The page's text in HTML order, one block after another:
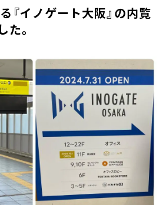
『イノゲート大阪』の内覧
。